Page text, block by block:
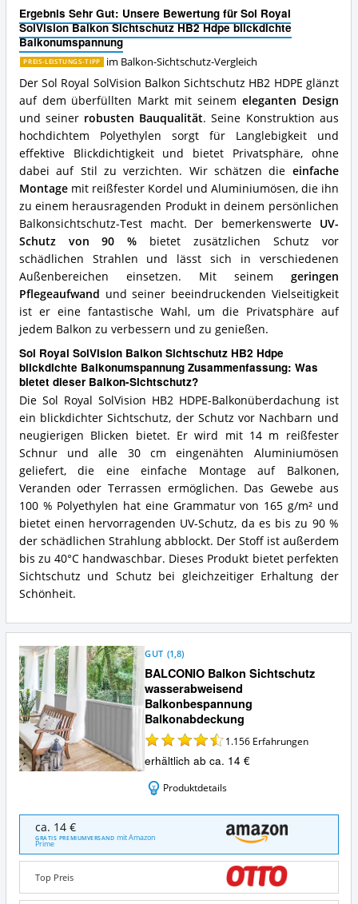
erhältlich?
Ergebnis Sehr Gut: Unsere Bewertung für Sol Royal
SolVision Balkon Sichtschutz HB2 Hdpe blickdichte
Balkonumspannung
PREIS-LEISTUNGS-TIPP im Balkon-Sichtschutz-Vergleich
Der Sol Royal SolVision Balkon Sichtschutz HB2 HDPE glänzt
auf dem überfüllten Markt mit seinem eleganten Design
und seiner robusten Bauqualität. Seine Konstruktion aus
hochdichtem Polyethylen sorgt für Langlebigkeit und
effektive Blickdichtigkeit und bietet Privatsphäre, ohne
dabei auf Stil zu verzichten. Wir schätzen die einfache
Montagemit reißfester Kordel und Aluminiumösen, die ihn
zu einem herausragenden Produkt in deinem persönlichen
Balkonsichtschutz-Test macht. Der bemerkenswerte UV-
Schutz von 90 % bietet zusätzlichen Schutz vor
schädlichen Strahlen und lässt sich in verschiedenen
Außenbereichen einsetzen. Mit seinem geringen
Pflegeaufwand und seiner beeindruckenden Vielseitigkeit
ist er eine fantastische Wahl, um die Privatsphäre auf
jedem Balkon zu verbessern und zu genießen.
Sol Royal SolVision Balkon Sichtschutz HB2 Hdpe
blickdichte Balkonumspannung Zusammenfassung: Was
bietet dieser Balkon-Sichtschutz?
Die Sol Royal SolVision HB2 HDPE-Balkonüberdachung ist
ein blickdichter Sichtschutz, der Schutz vor Nachbarn und
neugierigen Blicken bietet. Er wird mit 14 m reißfester
Schnur und alle 30 cm eingenähten Aluminiumösen
geliefert, die eine einfache Montage auf Balkonen,
Veranden oder Terrassen ermöglichen. Das Gewebe aus
100 % Polyethylen hat eine Grammatur von 165 g/m² und
bietet einen hervorragenden UV-Schutz, da es bis zu 90 %
der schädlichen Strahlung abblockt. Der Stoff ist außerdem
bis zu 40°C handwaschbar. Dieses Produkt bietet perfekten
Sichtschutz und Schutz bei gleichzeitiger Erhaltung der
Schönheit.
Sichtschutz
HB2
Hdpe
blickdichte
Balkonumspannung
Vorteile:
Was
spricht
für
diesen
Balkon-
Sichtschutz?
BALCONIO Balkon Sichtschutz
wasserabweisend
Balkonbespannung
Balkonabdeckung
GUT (1,8)
1.156 Erfahrungen
erhältlich ab ca. 14 €
Produktdetails
BALCONIO
Balkon
Sichtschutz
wasserabweisend
Balkonbespannung
Balkonabdeckung
ca. 14 €
GRATIS PREMIUMVERSAND mit Amazon
Prime
Top Preis